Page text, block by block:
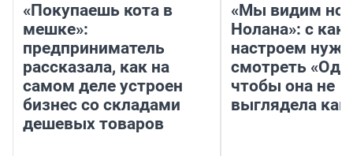
«Покупаешь кота в
мешке»:
предприниматель
рассказала, как на
самом деле устроен
бизнес со складами
дешевых товаров
«Мы видим
Нолана»: с
настроем
смотреть
чтобы она не
выглядела как